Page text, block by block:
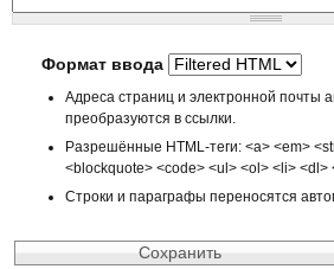
Формат ввода
Адреса страниц и электронной почты
преобразуются в ссылки.
Разрешённые HTML-теги: <a> <em>
<blockquote> <code> <ul> <ol> <li> <dl>
Строки и параграфы переносятся